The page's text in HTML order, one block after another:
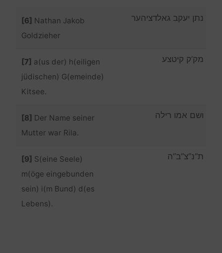
[6] Nathan Jakob
Goldzieher
נתן יעקב גאלדציהער
[7] a(us der) h(eiligen
jüdischen) G(emeinde)
Kitsee.
מק’ק קיטצע
[8] Der Name seiner
Mutter war Rila.
ושם אמו רילה
[9] S(eine Seele)
m(öge eingebunden
sein) i(m Bund) d(es
Lebens).
ת”נ”צ”ב”ה